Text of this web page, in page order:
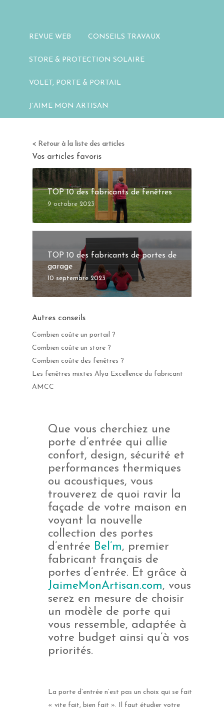
REVUE WEB CONSEILS TRAVAUX
STORE & PROTECTION SOLAIRE
VOLET, PORTE & PORTAIL
J’AIME MON ARTISAN
< Retour à la liste des articles
Vos articles favoris
TOP 10 des fabricants de fenêtres
9 octobre 2023
TOP 10 des fabricants de portes de
garage
10 septembre 2023
Autres conseils
Combien coûte un portail ?
Combien coûte un store ?
Combien coûte des fenêtres ?
Les fenêtres mixtes Alya Excellence du fabricant
AMCC
Que vous cherchiez une
porte d’entrée qui allie
confort, design, sécurité et
performances thermiques
ou acoustiques, vous
trouverez de quoi ravir la
façade de votre maison en
voyant la nouvelle
collection des portes
d’entrée Bel’m, premier
fabricant français de
portes d’entrée. Et grâce à
JaimeMonArtisan.com, vous
serez en mesure de choisir
un modèle de porte qui
vous ressemble, adaptée à
votre budget ainsi qu’à vos
priorités.
La porte d’entrée n’est pas un choix qui se fait
« vite fait, bien fait ». Il faut étudier votre